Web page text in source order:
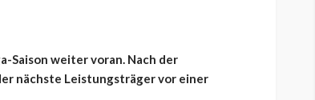
Saison weiter voran. Nach der
nächste Leistungsträger vor einer